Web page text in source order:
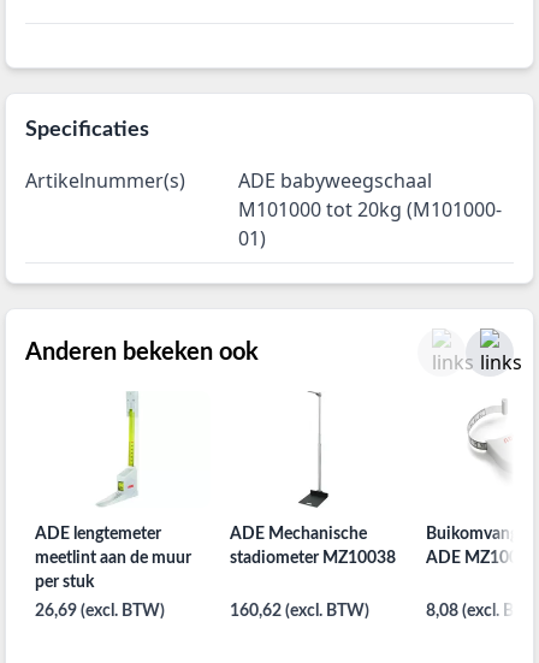
Specificaties
Artikelnummer(s)
ADE babyweegschaal
M101000 tot 20kg (M101000-
01)
Anderen bekeken ook
ADE lengtemeter
meetlint aan de muur
per stuk
26,69 (excl. BTW)
ADE Mechanische
stadiometer MZ10038
160,62 (excl. BTW)
ADE MZ10021
8,08 (excl.